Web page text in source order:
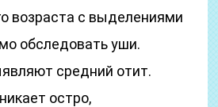
возраста с выделениями
обследовать уши.
средний отит.
остро,